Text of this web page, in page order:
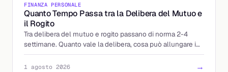
FINANZA PERSONALE
Quanto Tempo Passa tra la Delibera del Mutuo e
il Rogito
Tra delibera del mutuo e rogito passano di norma 2-4
settimane. Quanto vale la delibera, cosa può allungare i
tempi e come arrivare preparati dal notaio.
1 agosto 2026 →